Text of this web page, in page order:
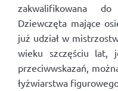
zakwalifikowana do
Dziewczęta mające
już udział w
wieku szczęściu lat,
przeciwwskazań,
łyżwiarstwa